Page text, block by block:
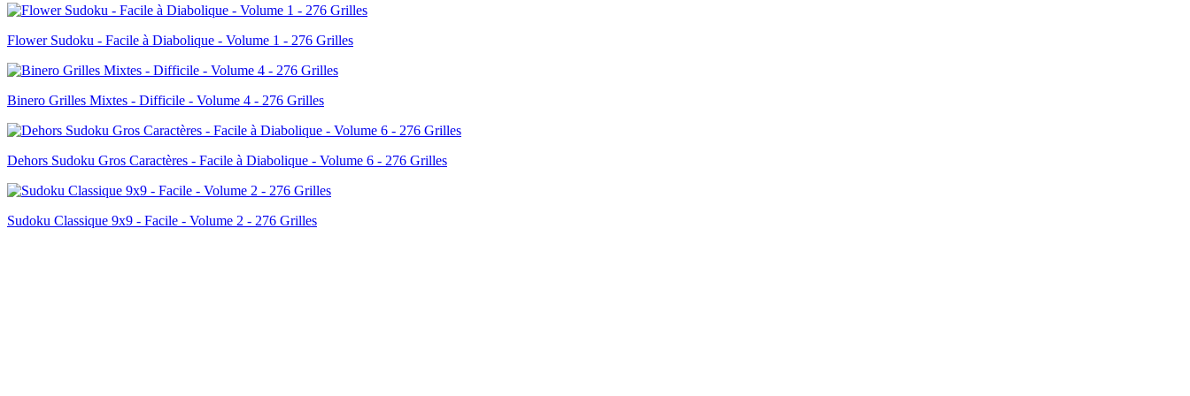
Flower Sudoku - Facile à Diabolique - Volume 1 - 276 Grilles
Binero Grilles Mixtes - Difficile - Volume 4 - 276 Grilles
Dehors Sudoku Gros Caractères - Facile à Diabolique - Volume 6 - 276 Grilles
Sudoku Classique 9x9 - Facile - Volume 2 - 276 Grilles